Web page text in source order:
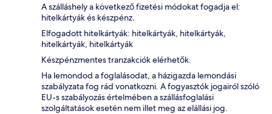
A szálláshely a következő fizetési módokat fogadja el:
hitelkártyák és készpénz.
Elfogadott hitelkártyák: hitelkártyák, hitelkártyák,
hitelkártyák, hitelkártyák
Készpénzmentes tranzakciók elérhetők.
Ha lemondod a foglalásodat, a házigazda lemondási
szabályzata fog rád vonatkozni. A fogyasztók jogairól szóló
EU-s szabályozás értelmében a szállásfoglalási
szolgáltatások esetén nem illet meg az elállási jog.